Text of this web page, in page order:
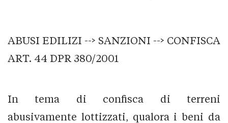
ABUSI EDILIZI --> SANZIONI --> CONFISCA
ART. 44 DPR 380/2001
In tema di confisca di terreni
abusivamente lottizzati, qualora i beni da